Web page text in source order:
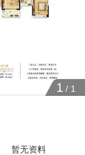
1 / 1
暂无资料